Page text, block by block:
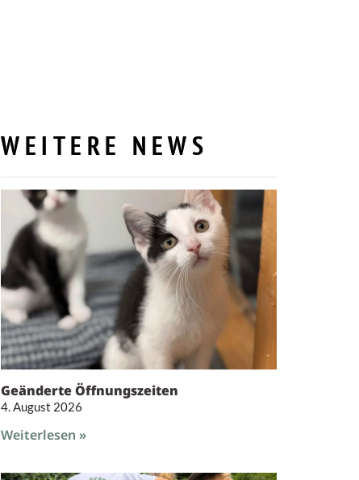
WEITERE NEWS
Geänderte Öffnungszeiten
4. August 2026
Weiterlesen »